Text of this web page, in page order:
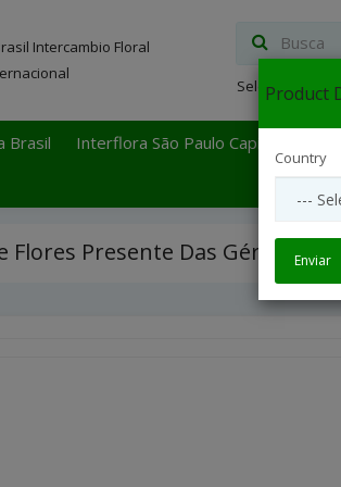
Select
Brasil Interflora São Paulo Capital
Flores Presente Das Gérberas
Product
Country
Enviar